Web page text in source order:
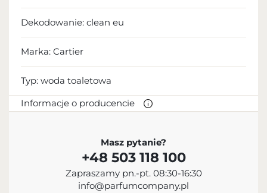
Dekodowanie: clean eu
Marka: Cartier
Typ: woda toaletowa
Informacje o producencie
Cartier International AG
+33 1 58 18 11 11
contact@cartier.com
Masz pytanie?
+48 503 118 100
Zapraszamy pn.-pt. 08:30-16:30
info@parfumcompany.pl